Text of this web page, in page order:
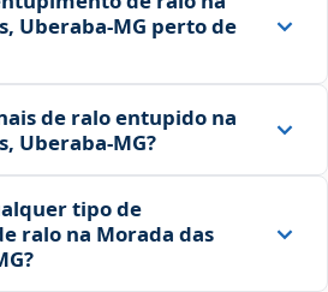
Uberaba‑MG perto de
de ralo entupido na
Uberaba‑MG?
tipo de
ralo na Morada das